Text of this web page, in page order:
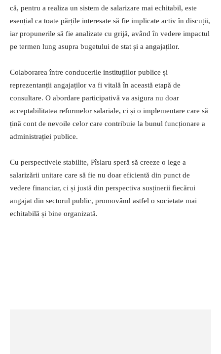
că, pentru a realiza un sistem de salarizare mai echitabil, este
esențial ca toate părțile interesate să fie implicate activ în discuții,
iar propunerile să fie analizate cu grijă, având în vedere impactul
pe termen lung asupra bugetului de stat și a angajaților.
Colaborarea între conducerile instituțiilor publice și
reprezentanții angajaților va fi vitală în această etapă de
consultare. O abordare participativă va asigura nu doar
acceptabilitatea reformelor salariale, ci și o implementare care să
țină cont de nevoile celor care contribuie la bunul funcționare a
administrației publice.
Cu perspectivele stabilite, Pîslaru speră să creeze o lege a
salarizării unitare care să fie nu doar eficientă din punct de
vedere financiar, ci și justă din perspectiva susținerii fiecărui
angajat din sectorul public, promovând astfel o societate mai
echitabilă și bine organizată.